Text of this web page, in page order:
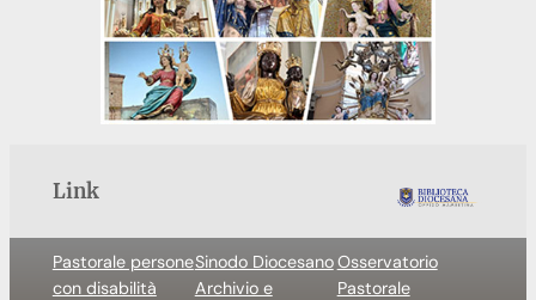
Link
Pastorale persone
con disabilità
Sinodo Diocesano
Archivio e
Osservatorio
Pastorale